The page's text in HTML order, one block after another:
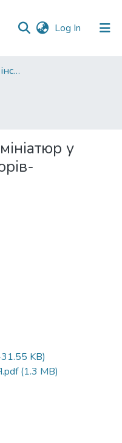
Log In (current)
Навчально-науковий інститут культури та мистецтв
у
KB)
(1.3 MB)